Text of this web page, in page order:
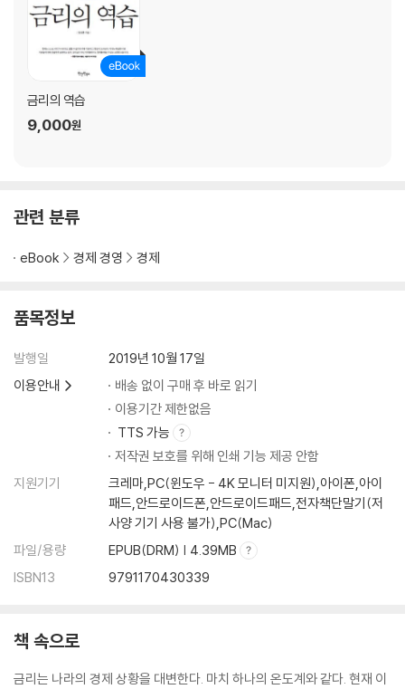
금리의 역습
9,000원
관련 분류
eBook 경제 경영 경제
품목정보
발행일
2019년 10월 17일
이용안내
배송 없이 구매 후 바로 읽기
이용기간 제한없음
TTS 가능
저작권 보호를 위해 인쇄 기능 제공 안함
지원기기
크레마,PC(윈도우 - 4K 모니터 미지원),아이폰,아이
패드,안드로이드폰,안드로이드패드,전자책단말기(저
사양 기기 사용 불가),PC(Mac)
파일/용량
EPUB(DRM) | 4.39MB
ISBN13
9791170430339
책 속으로
금리는 나라의 경제 상황을 대변한다. 마치 하나의 온도계와 같다. 현재 이